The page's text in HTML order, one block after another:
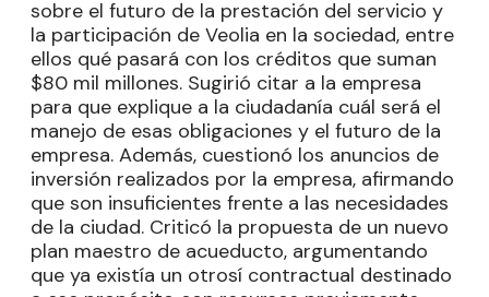
sobre el futuro de la prestación del servicio y
la participación de Veolia en la sociedad, entre
ellos qué pasará con los créditos que suman
$80 mil millones. Sugirió citar a la empresa
para que explique a la ciudadanía cuál será el
manejo de esas obligaciones y el futuro de la
empresa. Además, cuestionó los anuncios de
inversión realizados por la empresa, afirmando
que son insuficientes frente a las necesidades
de la ciudad. Criticó la propuesta de un nuevo
plan maestro de acueducto, argumentando
que ya existía un otrosí contractual destinado